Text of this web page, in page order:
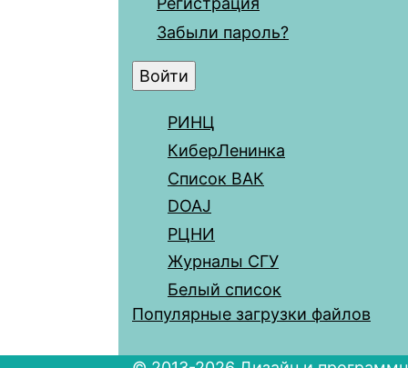
Забыли пароль?
РИНЦ
КиберЛенинка
Список ВАК
DOAJ
РЦНИ
Журналы СГУ
Белый список
Популярные загрузки файлов